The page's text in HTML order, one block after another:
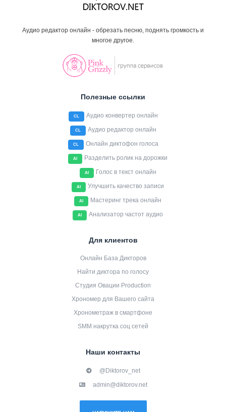
Аудио редактор онлайн - обрезать песню, поднять громкость и
многое другое.
Полезные ссылки
CL Аудио конвертер онлайн
CL Аудио редактор онлайн
CL Онлайн диктофон голоса
AI Разделить ролик на дорожки
AI Голос в текст онлайн
AI Улучшить качество записи
AI Мастеринг трека онлайн
AI Анализатор частот аудио
Для клиентов
Онлайн База Дикторов
Найти диктора по голосу
Студия Овации Production
Хрономер для Вашего сайта
Хронометраж в смартфоне
SMM накрутка соц сетей
Наши контакты
@Diktorov_net
admin@diktorov.net